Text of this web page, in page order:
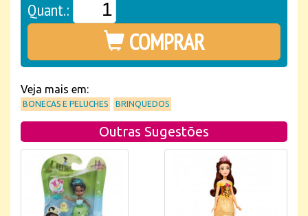
Quant.:
COMPRAR
Veja mais em:
BONECAS E PELUCHES BRINQUEDOS
Outras Sugestões